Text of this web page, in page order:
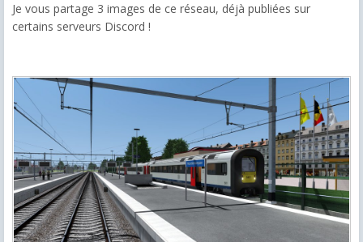
Je vous partage 3 images de ce réseau, déjà publiées sur
certains serveurs Discord !